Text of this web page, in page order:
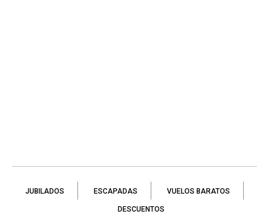
JUBILADOS ESCAPADAS VUELOS BARATOS
DESCUENTOS